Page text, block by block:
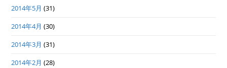
2014年5月 (31)
2014年4月 (30)
2014年3月 (31)
2014年2月 (28)